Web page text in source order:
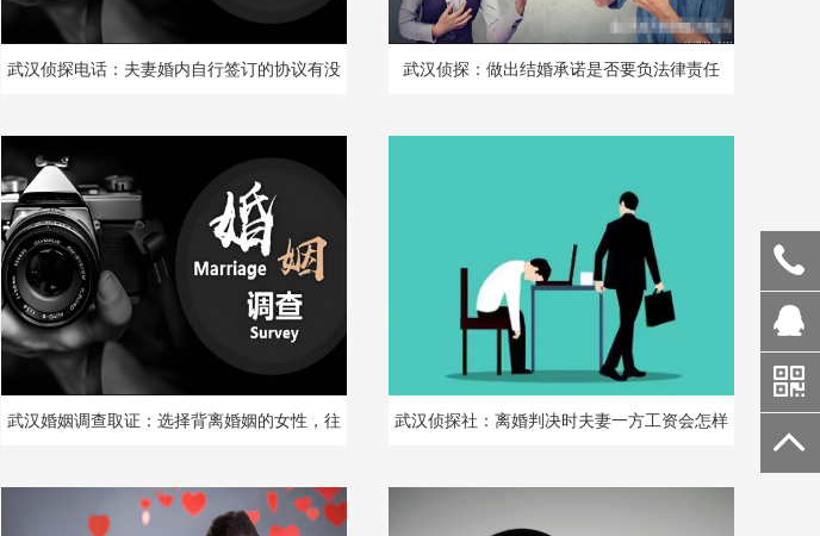
武汉侦探电话：夫妻婚内自行签订的协议有没
武汉侦探：做出结婚承诺是否要负法律责任
武汉婚姻调查取证：选择背离婚姻的女性，往
武汉侦探社：离婚判决时夫妻一方工资会怎样